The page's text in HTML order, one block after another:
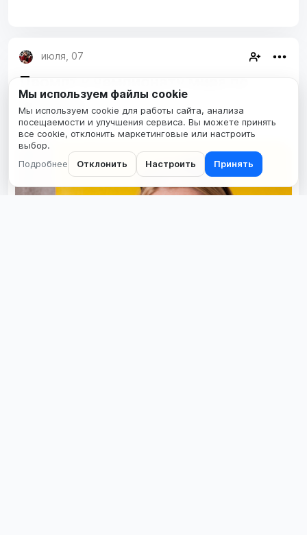
июля, 07
Промпт к чемпионату мира по
футболу
..
Мы используем файлы cookie
Мы используем cookie для работы сайта, анализа
посещаемости и улучшения сервиса. Вы можете принять
все cookie, отклонить маркетинговые или настроить
выбор.
Подробнее
Отклонить Настроить Принять